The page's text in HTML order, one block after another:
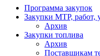
Программа закупок
Закупки МТР, работ,
Архив
Закупки топлива
Архив
Поставщикам